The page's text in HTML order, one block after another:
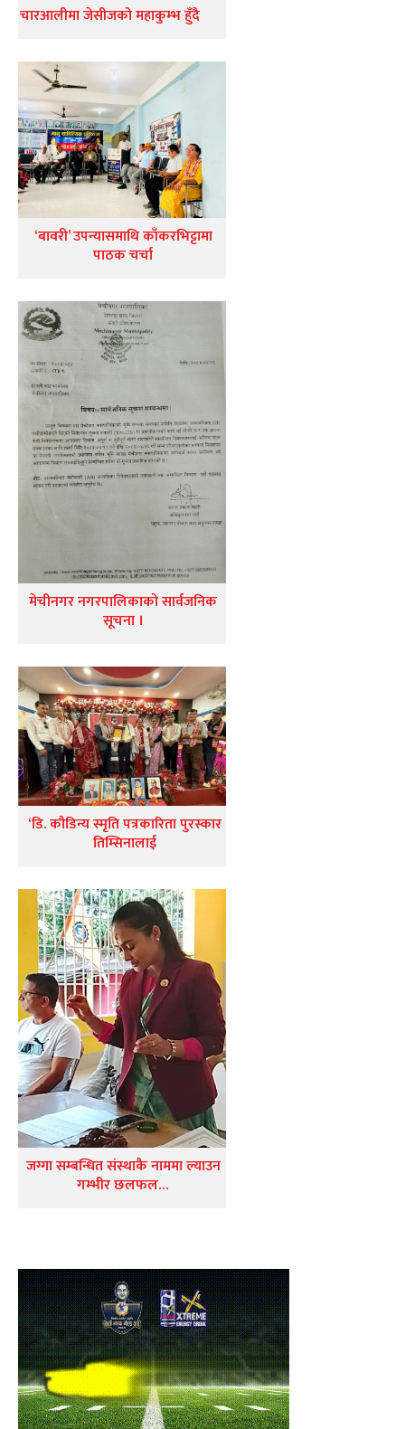
चारआलीमा जेसीजको महाकुम्भ हुँदै
‘बावरी’ उपन्यासमाथि काँकरभिट्टामा
पाठक चर्चा
मेचीनगर नगरपालिकाको सार्वजनिक
सूचना ।
‘डि. कौडिन्य स्मृति पत्रकारिता पुरस्कार
तिम्सिनालाई
जग्गा सम्बन्धित संस्थाकै नाममा ल्याउन
गम्भीर छलफल…